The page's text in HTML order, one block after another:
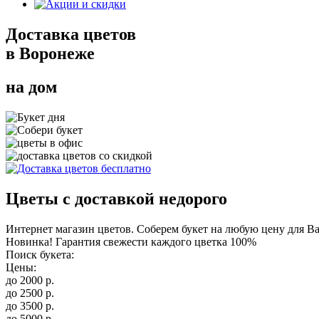
Доставка цветов
в Воронеже
на дом
Цветы с доставкой недорого
Интернет магазин цветов. Соберем букет на любую цену для
Новинка! Гарантия свежести каждого цветка 100%
Поиск букета:
Цены:
до 2000 р.
до 2500 р.
до 3500 р.